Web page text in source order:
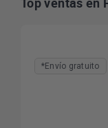
*Envío gratuito